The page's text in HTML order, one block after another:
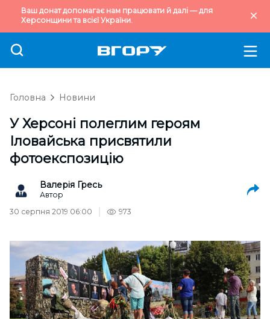
Ваш донат допомагає нам працювати й далі — для
Херсонщини та всієї України.
Головна Новини
У Херсоні полеглим героям
Іловайська присвятили
фотоекспозицію
Валерія Гресь
Автор
30 серпня 2019 06:00
973